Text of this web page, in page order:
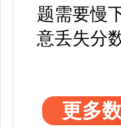
题需要慢
意丢失分
更多